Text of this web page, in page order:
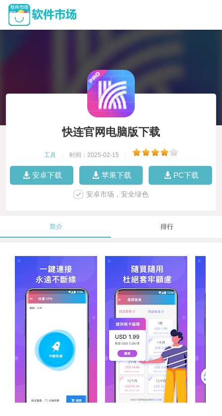
快连官网电脑版下载
工具 时间：2025-02-15
安卓下载 苹果下载 PC下载
安卓市场，安全绿色
简介 排行